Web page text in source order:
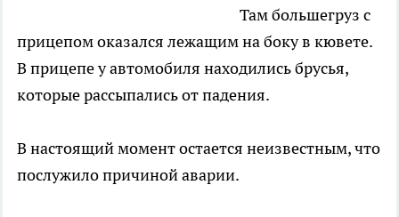
Там большегруз с
прицепом оказался лежащим на боку в кювете.
В прицепе у автомобиля находились брусья,
которые рассыпались от падения.
В настоящий момент остается неизвестным, что
послужило причиной аварии.